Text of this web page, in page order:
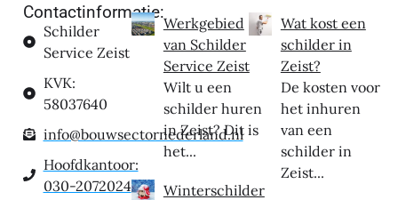
Contactinformatie:
Schilder
Service Zeist
KVK:
58037640
info@bouwsectornederland.nl
Hoofdkantoor:
030-2072024
Werkgebied
van Schilder
Service Zeist
Wilt u een
schilder huren
in Zeist? Dit is
het...
Winterschilder
Wat kost een
schilder in
Zeist?
De kosten voor
het inhuren
van een
schilder in
Zeist...